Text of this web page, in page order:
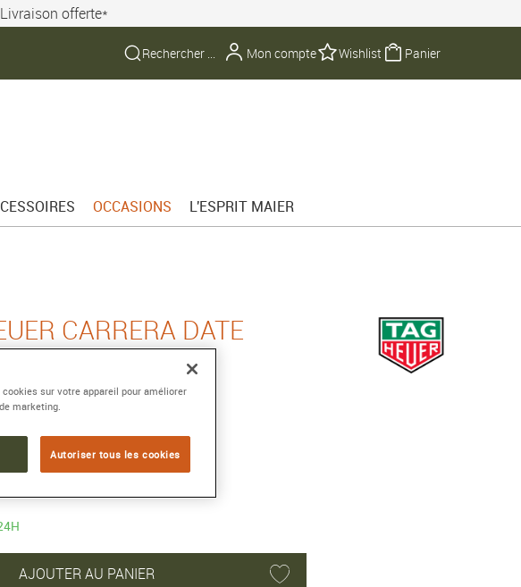
Livraison offerte*
Mon compte Wishlist Panier
OCCASIONS L'ESPRIT MAIER
CARRERA DATE
Heuer CARRERA
AJOUTER AU PANIER
sur votre appareil pour améliorer
marketing.
Autoriser tous les cookies